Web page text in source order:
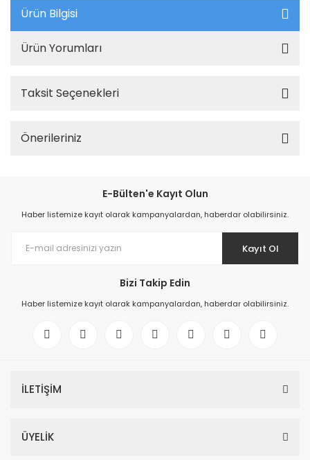
Ürün Bilgisi
Ürün Yorumları
Taksit Seçenekleri
Önerileriniz
E-Bülten'e Kayıt Olun
Haber listemize kayıt olarak kampanyalardan, haberdar olabilirsiniz.
Kayıt Ol
Bizi Takip Edin
Haber listemize kayıt olarak kampanyalardan, haberdar olabilirsiniz.
İLETİŞİM
ÜYELİK